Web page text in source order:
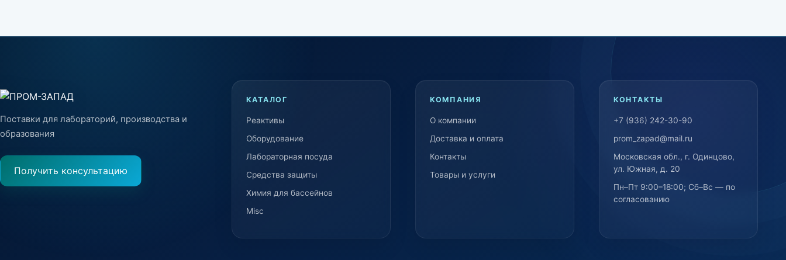
Поставки для лабораторий, производства и
образования
Получить консультацию
КАТАЛОГ
Реактивы
Оборудование
Лабораторная посуда
Средства защиты
Химия для бассейнов
Misc
КОМПАНИЯ
О компании
Доставка и оплата
Контакты
Товары и услуги
КОНТАКТЫ
+7 (936) 242-30-90
prom_zapad@mail.ru
Московская обл., г. Одинцово,
ул. Южная, д. 20
Пн–Пт 9:00–18:00; Сб–Вс — по
согласованию